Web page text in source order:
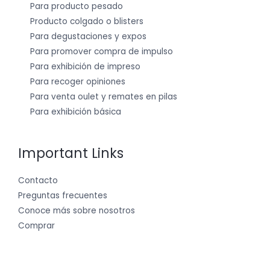
Para producto pesado
Producto colgado o blisters
Para degustaciones y expos
Para promover compra de impulso
Para exhibición de impreso
Para recoger opiniones
Para venta oulet y remates en pilas
Para exhibición básica
Important Links
Contacto
Preguntas frecuentes
Conoce más sobre nosotros
Comprar